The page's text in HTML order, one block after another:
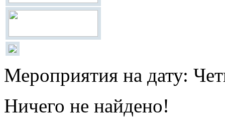
Мероприятия на дату:
Ничего не найдено!